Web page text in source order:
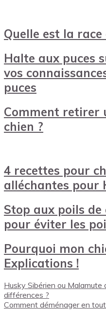
Quelle est la
Halte aux puces
vos
puces
Comment retirer
chien ?
4 recettes pour
alléchantes pour
Stop aux poils de
pour éviter les
Pourquoi mon
Explications !
Husky Sibérien ou Malamute
différences ?
Comment déménager en